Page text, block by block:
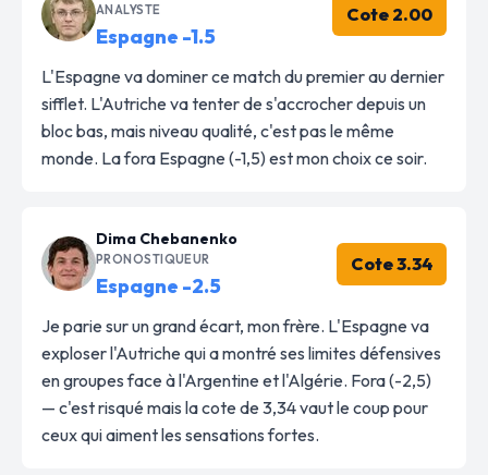
ANALYSTE
Espagne -1.5
Cote 2.00
L'Espagne va dominer ce match du premier au dernier
sifflet. L'Autriche va tenter de s'accrocher depuis un
bloc bas, mais niveau qualité, c'est pas le même
monde. La fora Espagne (-1,5) est mon choix ce soir.
Dima Chebanenko
PRONOSTIQUEUR
Espagne -2.5
Cote 3.34
Je parie sur un grand écart, mon frère. L'Espagne va
exploser l'Autriche qui a montré ses limites défensives
en groupes face à l'Argentine et l'Algérie. Fora (-2,5)
— c'est risqué mais la cote de 3,34 vaut le coup pour
ceux qui aiment les sensations fortes.